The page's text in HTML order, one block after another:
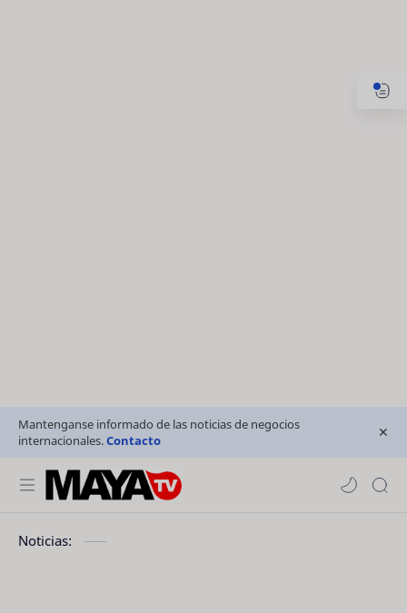
Mantenganse informado de las noticias de negocios
internacionales.Contacto
Noticias: